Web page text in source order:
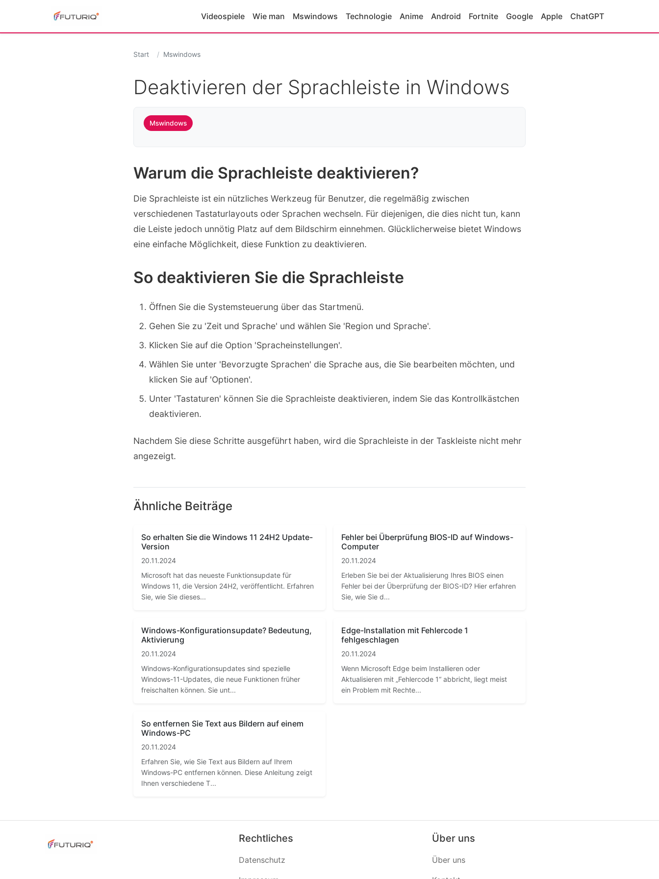
Videospiele Wie man Mswindows Technologie Anime Android Fortnite Google Apple ChatGPT
Start Mswindows
Deaktivieren der Sprachleiste in Windows
Mswindows
Warum die Sprachleiste deaktivieren?
Die Sprachleiste ist ein nützliches Werkzeug für Benutzer, die regelmäßig zwischen
verschiedenen Tastaturlayouts oder Sprachen wechseln. Für diejenigen, die dies nicht tun, kann
die Leiste jedoch unnötig Platz auf dem Bildschirm einnehmen. Glücklicherweise bietet Windows
eine einfache Möglichkeit, diese Funktion zu deaktivieren.
So deaktivieren Sie die Sprachleiste
Öffnen Sie die Systemsteuerung über das Startmenü.
Gehen Sie zu 'Zeit und Sprache' und wählen Sie 'Region und Sprache'.
Klicken Sie auf die Option 'Spracheinstellungen'.
Wählen Sie unter 'Bevorzugte Sprachen' die Sprache aus, die Sie bearbeiten möchten, und
klicken Sie auf 'Optionen'.
Unter 'Tastaturen' können Sie die Sprachleiste deaktivieren, indem Sie das Kontrollkästchen
deaktivieren.
Nachdem Sie diese Schritte ausgeführt haben, wird die Sprachleiste in der Taskleiste nicht mehr
angezeigt.
Ähnliche Beiträge
So erhalten Sie die Windows 11 24H2 Update-
Version
20.11.2024
Microsoft hat das neueste Funktionsupdate für
Windows 11, die Version 24H2, veröffentlicht. Erfahren
Sie, wie Sie dieses...
Fehler bei Überprüfung BIOS-ID auf Windows-
Computer
20.11.2024
Erleben Sie bei der Aktualisierung Ihres BIOS einen
Fehler bei der Überprüfung der BIOS-ID? Hier erfahren
Sie, wie Sie d...
Windows-Konfigurationsupdate? Bedeutung,
Aktivierung
20.11.2024
Windows-Konfigurationsupdates sind spezielle
Windows-11-Updates, die neue Funktionen früher
freischalten können. Sie unt...
Edge-Installation mit Fehlercode 1
fehlgeschlagen
20.11.2024
Wenn Microsoft Edge beim Installieren oder
Aktualisieren mit „Fehlercode 1“ abbricht, liegt meist
ein Problem mit Rechte...
So entfernen Sie Text aus Bildern auf einem
Windows-PC
20.11.2024
Erfahren Sie, wie Sie Text aus Bildern auf Ihrem
Windows-PC entfernen können. Diese Anleitung zeigt
Ihnen verschiedene T...
Rechtliches
Datenschutz
Über uns
Über uns